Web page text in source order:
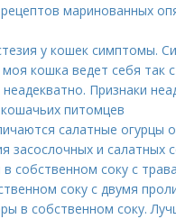
маринованных
у кошек симптомы.
кошка ведет себя так
Признаки
питомцев
салатные огурцы
засослочных и салатных
собственном соку с
соку с двумя
в собственном соку.